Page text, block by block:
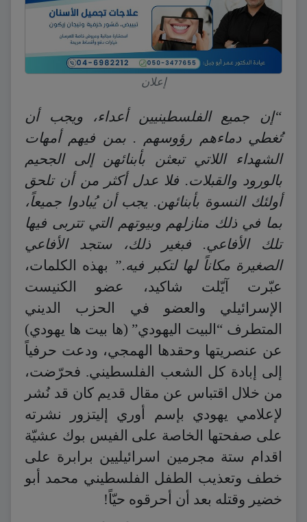
إعلان
“إن جميع الفلسطينيين أعداء، ويجب أن
تُغطي دماءهم رؤوسهم . بمن فيهم أمهات
الشهداء اللاتي تبعثن بأبنائهن إلى الجحيم
بالورود والقبلات. فلا عدل أكثر من أن تلحق
أولئك النسوة بأبنائهن. يجب أن يُبادوا جميعاً،
بما في ذلك منازلهم وبيوتهم التي تتربى فيها
تلك الأفاعي. فبغير ذلك، ستجد الأفاعي
الصغيرة مكاناً لها لتكبر فيه.” بهذه الكلمات،
عبّرت آيّلت شاكيد، عضو الكنيست
الإسرائيلي والعضو في الحزب الديني
المتطرف “البيت اليهودي” (ها بيت ها يهودي)
عن عنصريتها وحقدها الهمجي، ودعت حرفياً
إلى إبادة كل الشعب الفلسطيني. فحرّضت،
من خلال اقتباس عن مقال قديم كان قد نُشر
لإعلامي يهودي بإسم أوري إليتزور نشرته
على صفحتها الخاصة على الفيس بوك عشيّة
اقدام ستة مجرمين اسرائيليين برابرة على
خطف وتعذيب الطفل الفلسطيني محمد أبو
خضير وقتله بعد أن أحرقوه حيّاً!